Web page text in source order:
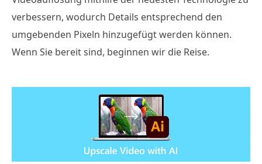
verbessern, wodurch Details entsprechend den
umgebenden Pixeln hinzugefügt werden können.
Wenn Sie bereit sind, beginnen wir die Reise.